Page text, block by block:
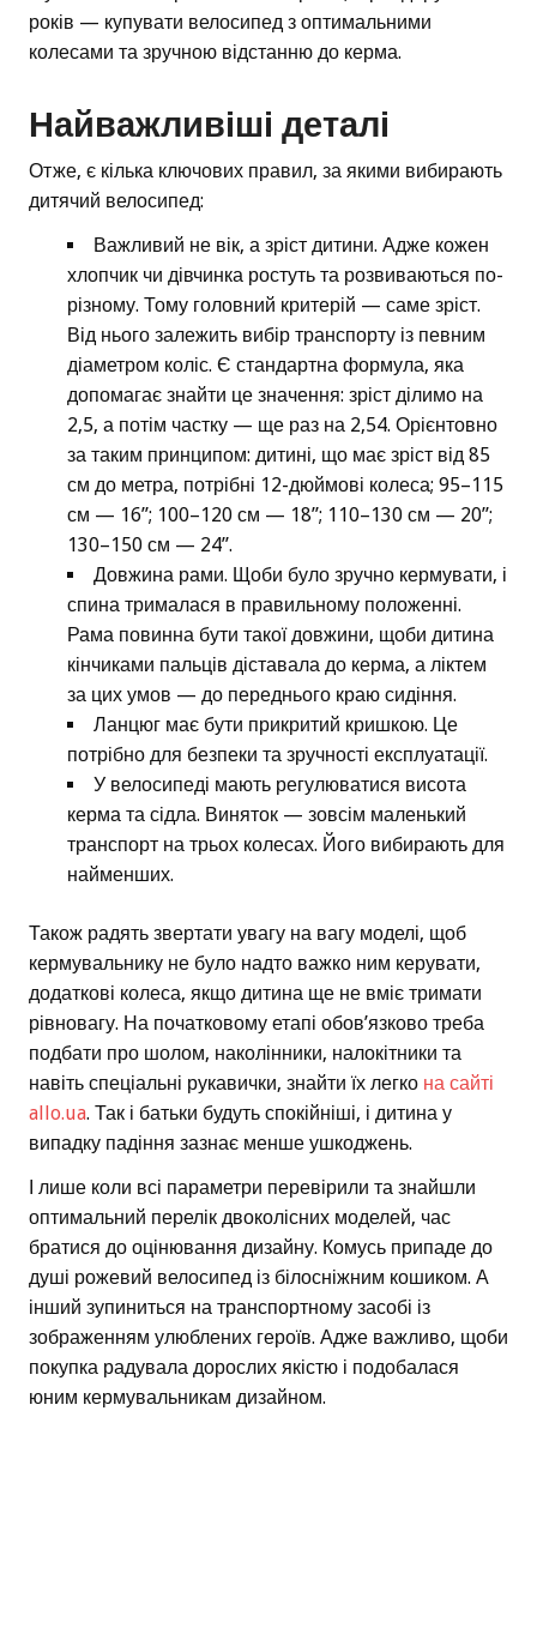
років — купувати велосипед з оптимальними
колесами та зручною відстанню до керма.
Найважливіші деталі
Отже, є кілька ключових правил, за якими вибирають
дитячий велосипед:
Важливий не вік, а зріст дитини. Адже кожен
хлопчик чи дівчинка ростуть та розвиваються по-
різному. Тому головний критерій — саме зріст.
Від нього залежить вибір транспорту із певним
діаметром коліс. Є стандартна формула, яка
допомагає знайти це значення: зріст ділимо на
2,5, а потім частку — ще раз на 2,54. Орієнтовно
за таким принципом: дитині, що має зріст від 85
см до метра, потрібні 12-дюймові колеса; 95–115
см — 16”; 100–120 см — 18”; 110–130 см — 20”;
130–150 см — 24”.
Довжина рами. Щоби було зручно кермувати, і
спина трималася в правильному положенні.
Рама повинна бути такої довжини, щоби дитина
кінчиками пальців діставала до керма, а ліктем
за цих умов — до переднього краю сидіння.
Ланцюг має бути прикритий кришкою. Це
потрібно для безпеки та зручності експлуатації.
У велосипеді мають регулюватися висота
керма та сідла. Виняток — зовсім маленький
транспорт на трьох колесах. Його вибирають для
найменших.
Також радять звертати увагу на вагу моделі, щоб
кермувальнику не було надто важко ним керувати,
додаткові колеса, якщо дитина ще не вміє тримати
рівновагу. На початковому етапі обов’язково треба
подбати про шолом, наколінники, налокітники та
навіть спеціальні рукавички, знайти їх легко на сайті
allo.ua. Так і батьки будуть спокійніші, і дитина у
випадку падіння зазнає менше ушкоджень.
І лише коли всі параметри перевірили та знайшли
оптимальний перелік двоколісних моделей, час
братися до оцінювання дизайну. Комусь припаде до
душі рожевий велосипед із білосніжним кошиком. А
інший зупиниться на транспортному засобі із
зображенням улюблених героїв. Адже важливо, щоби
покупка радувала дорослих якістю і подобалася
юним кермувальникам дизайном.